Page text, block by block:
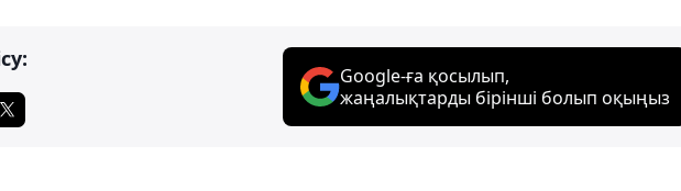
Google-ға қосылып,
жаңалықтарды бірінші болып оқыңыз